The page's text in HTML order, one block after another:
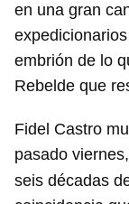
en una gran
embrión de lo
Rebelde que
Fidel Castro
pasado
seis décadas